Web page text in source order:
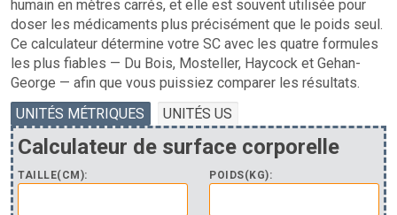
humain en mètres carrés, et elle est souvent utilisée pour
doser les médicaments plus précisément que le poids seul.
Ce calculateur détermine votre SC avec les quatre formules
les plus fiables — Du Bois, Mosteller, Haycock et Gehan-
George — afin que vous puissiez comparer les résultats.
UNITÉS MÉTRIQUES
UNITÉS US
Calculateur de surface corporelle
TAILLE(CM): POIDS(KG):